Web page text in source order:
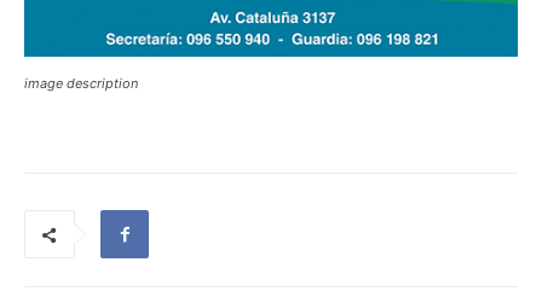
image description